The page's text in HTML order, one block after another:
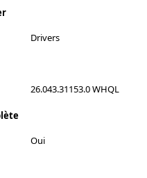
Drivers
26.043.31153.0 WHQL
Oui